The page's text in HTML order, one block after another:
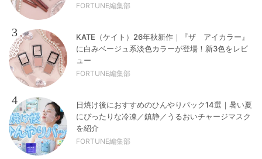
FORTUNE編集部
3
KATE（ケイト）26年秋新作｜『ザ アイカラー』
に白みベージュ系淡色カラーが登場！新3色をレビ
ュー
FORTUNE編集部
4
日焼け後におすすめのひんやりパック14選｜暑い夏
にぴったりな冷凍／鎮静／うるおいチャージマスク
を紹介
FORTUNE編集部